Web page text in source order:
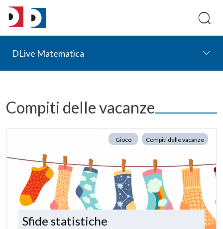
DLive Matematica
Compiti delle vacanze
Gioco Compiti delle vacanze
Sfide statistiche